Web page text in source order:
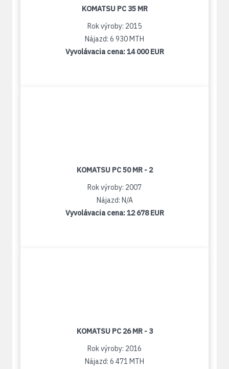
KOMATSU PC 35 MR
Rok výroby: 2015
Nájazd: 6 930 MTH
Vyvolávacia cena:14 000 EUR
KOMATSU PC 50 MR - 2
Rok výroby: 2007
Nájazd: N/A
Vyvolávacia cena:12 678 EUR
KOMATSU PC 26 MR - 3
Rok výroby: 2016
Nájazd: 6 471 MTH